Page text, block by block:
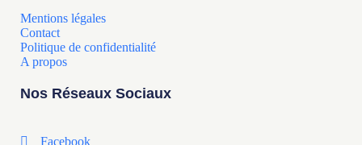
Mentions légales
Contact
Politique de confidentialité
A propos
Nos Réseaux Sociaux
Facebook